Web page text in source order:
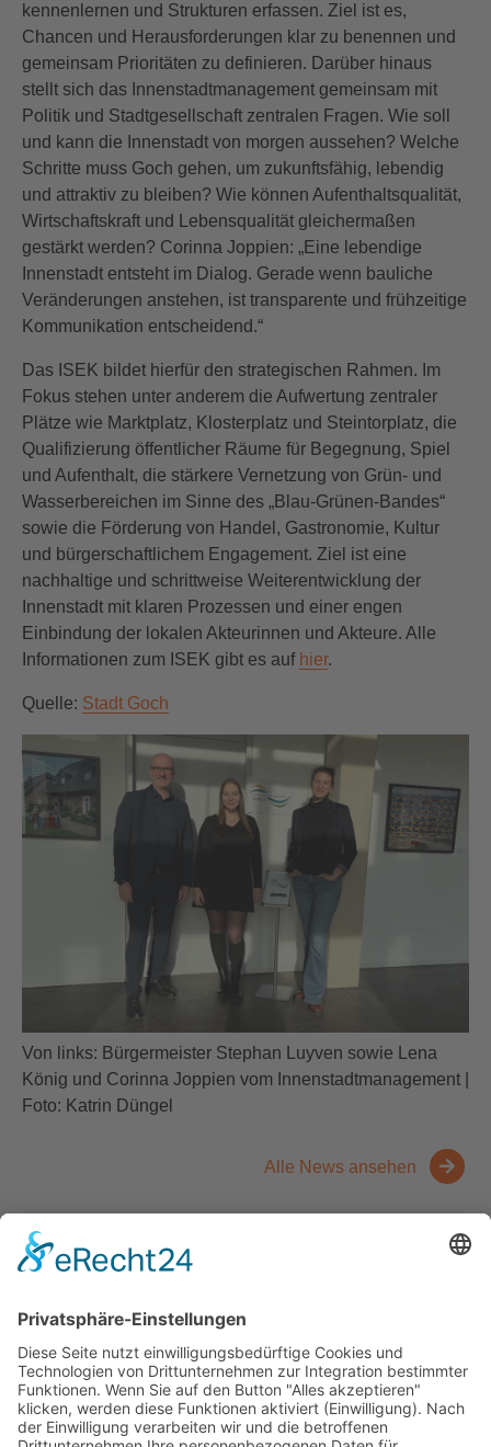
kennenlernen und Strukturen erfassen. Ziel ist es,
Chancen und Herausforderungen klar zu benennen und
gemeinsam Prioritäten zu definieren. Darüber hinaus
stellt sich das Innenstadtmanagement gemeinsam mit
Politik und Stadtgesellschaft zentralen Fragen. Wie soll
und kann die Innenstadt von morgen aussehen? Welche
Schritte muss Goch gehen, um zukunftsfähig, lebendig
und attraktiv zu bleiben? Wie können Aufenthaltsqualität,
Wirtschaftskraft und Lebensqualität gleichermaßen
gestärkt werden? Corinna Joppien: „Eine lebendige
Innenstadt entsteht im Dialog. Gerade wenn bauliche
Veränderungen anstehen, ist transparente und frühzeitige
Kommunikation entscheidend.“
Das ISEK bildet hierfür den strategischen Rahmen. Im
Fokus stehen unter anderem die Aufwertung zentraler
Plätze wie Marktplatz, Klosterplatz und Steintorplatz, die
Qualifizierung öffentlicher Räume für Begegnung, Spiel
und Aufenthalt, die stärkere Vernetzung von Grün- und
Wasserbereichen im Sinne des „Blau-Grünen-Bandes“
sowie die Förderung von Handel, Gastronomie, Kultur
und bürgerschaftlichem Engagement. Ziel ist eine
nachhaltige und schrittweise Weiterentwicklung der
Innenstadt mit klaren Prozessen und einer engen
Einbindung der lokalen Akteurinnen und Akteure. Alle
Informationen zum ISEK gibt es auf hier.
Quelle: Stadt Goch
Von links: Bürgermeister Stephan Luyven sowie Lena
König und Corinna Joppien vom Innenstadtmanagement |
Foto: Katrin Düngel
Alle News ansehen